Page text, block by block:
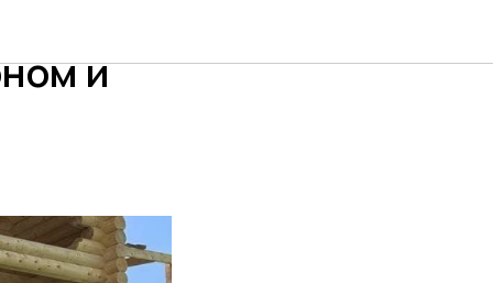
из
и